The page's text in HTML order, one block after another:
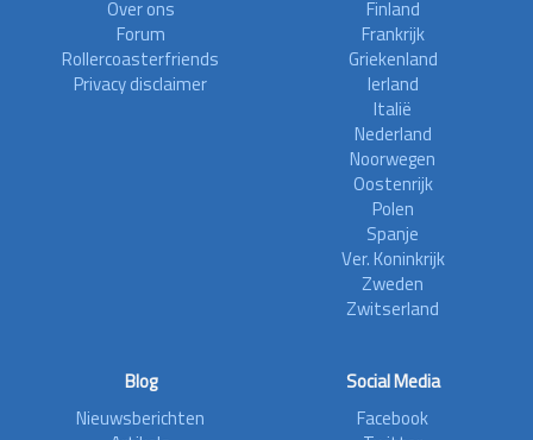
Over ons
Forum
Rollercoasterfriends
Privacy disclaimer
Finland
Frankrijk
Griekenland
Ierland
Italië
Nederland
Noorwegen
Oostenrijk
Polen
Spanje
Ver. Koninkrijk
Zweden
Zwitserland
Blog
Nieuwsberichten
Social Media
Facebook